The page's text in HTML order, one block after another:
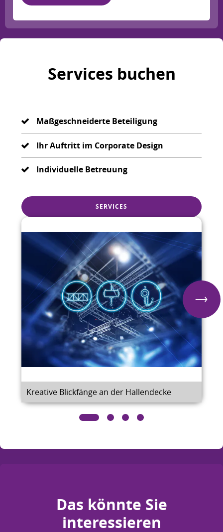
Services buchen
Maßgeschneiderte Beteiligung
Ihr Auftritt im Corporate Design
Individuelle Betreuung
SERVICES
Kreative Blickfänge an der Hallendecke
Das könnte Sie
interessieren